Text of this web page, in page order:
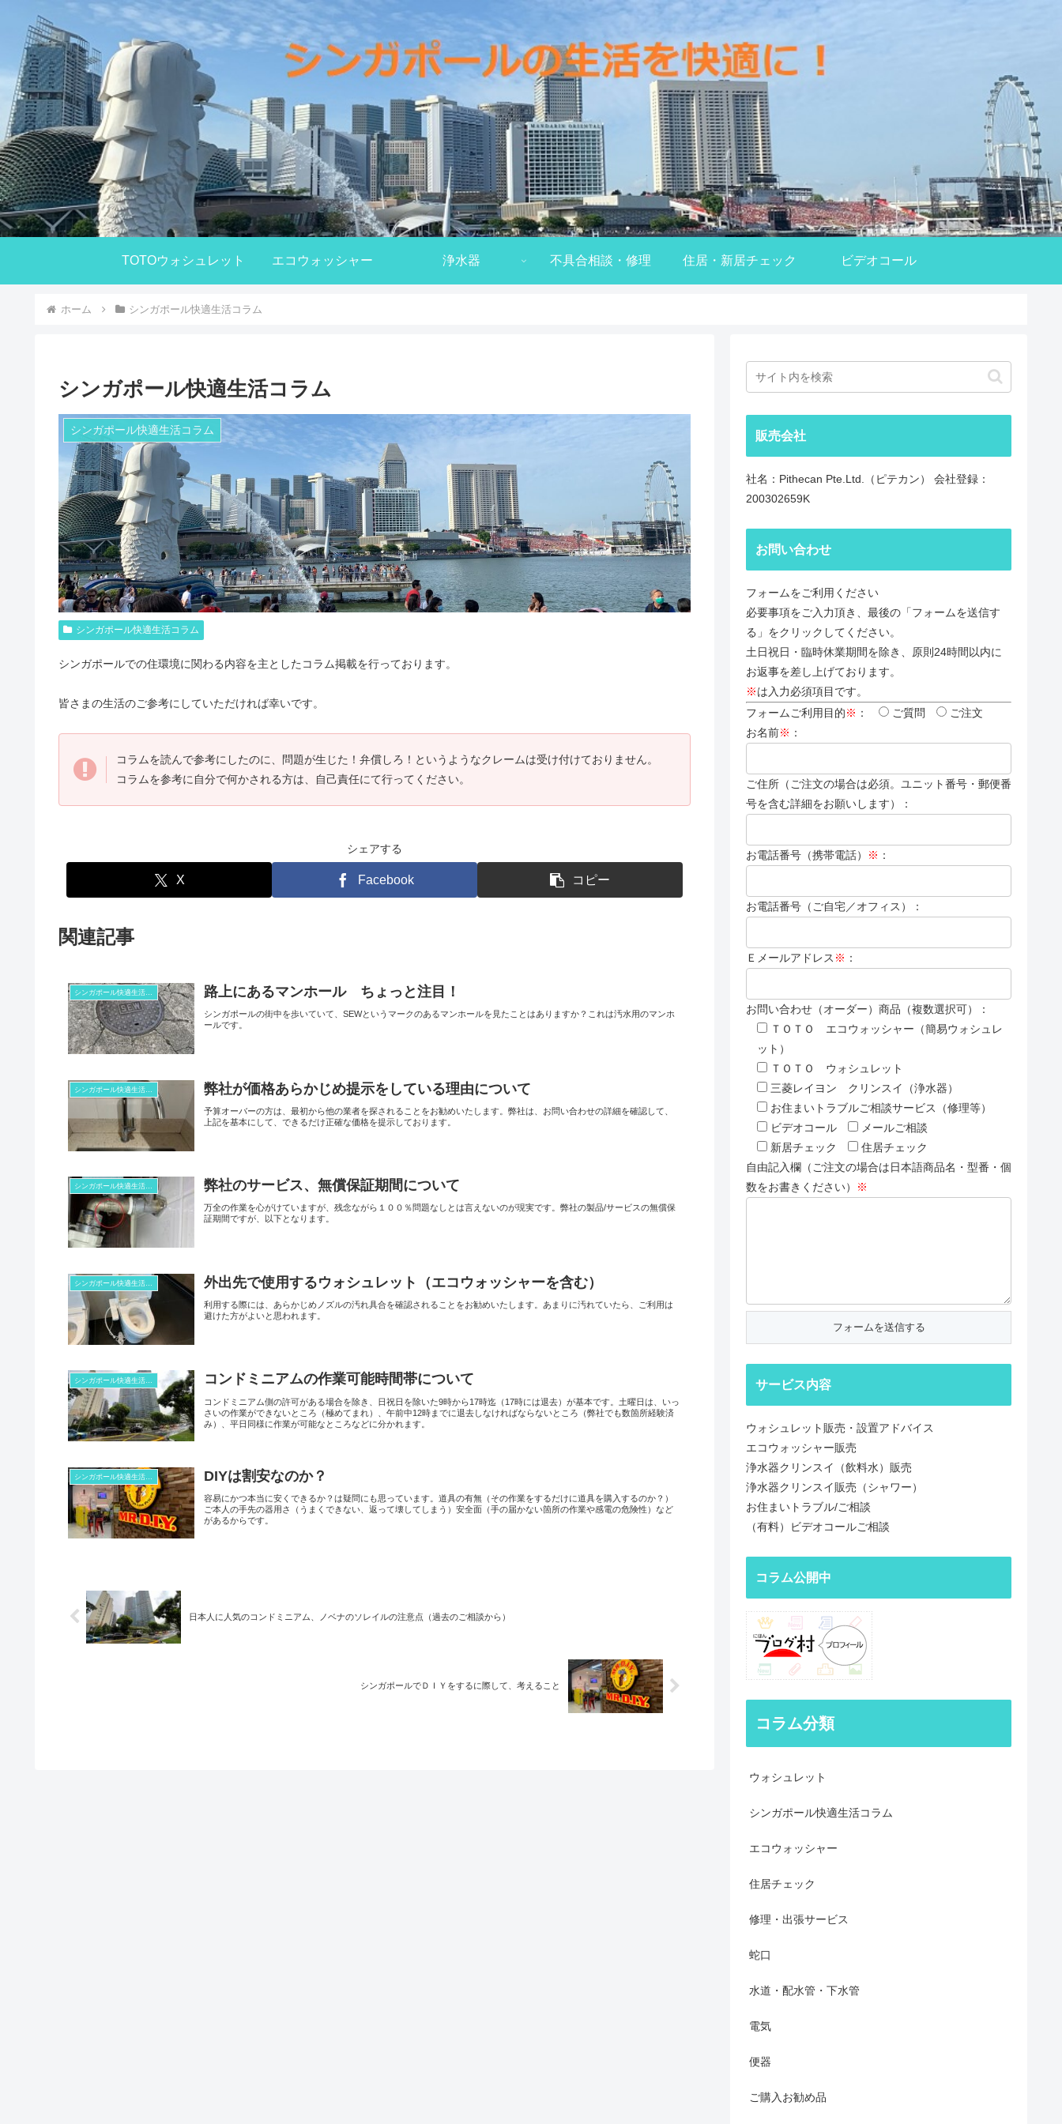
TOTOウォシュレット エコウォッシャー 浄水器 不具合相談・修理 住居・新居チェック ビデオコール
ホーム シンガポール快適生活コラム
シンガポール快適生活コラム
シンガポール快適生活コラム
シンガポール快適生活コラム
シンガポールでの住環境に関わる内容を主としたコラム掲載を行っております。
皆さまの生活のご参考にしていただければ幸いです。
コラムを読んで参考にしたのに、問題が生じた！弁償しろ！というようなクレームは受け付けておりません。
コラムを参考に自分で何かされる方は、自己責任にて行ってください。
シェアする
X Facebook コピー
関連記事
シンガポール快適生活コラム 路上にあるマンホール ちょっと注目！
シンガポールの街中を歩いていて、SEWというマークのあるマンホールを見たことはありますか？これは汚水用のマンホ
ールです。
弊社が価格あらかじめ提示をしている理由について
予算オーバーの方は、最初から他の業者を探されることをお勧めいたします。弊社は、お問い合わせの詳細を確認して、
上記を基本にして、できるだけ正確な価格を提示しております。
シンガポール快適生活コラム 弊社のサービス、無償保証期間について
万全の作業を心がけていますが、残念ながら１００％問題なしとは言えないのが現実です。弊社の製品/サービスの無償保
証期間ですが、以下となります。
シンガポール快適生活コラム 外出先で使用するウォシュレット（エコウォッシャーを含む）
利用する際には、あらかじめノズルの汚れ具合を確認されることをお勧めいたします。あまりに汚れていたら、ご利用は
避けた方がよいと思われます。
コンドミニアムの作業可能時間帯について
コンドミニアム側の許可がある場合を除き、日祝日を除いた9時から17時迄（17時には退去）が基本です。土曜日は、いっ
さいの作業ができないところ（極めてまれ）、午前中12時までに退去しなければならないところ（弊社でも数箇所経験済
み）、平日同様に作業が可能なところなどに分かれます。
シンガポール快適生活コラム DIYは割安なのか？
容易にかつ本当に安くできるか？は疑問にも思っています。道具の有無（その作業をするだけに道具を購入するのか？）
ご本人の手先の器用さ（うまくできない、返って壊してしまう）安全面（手の届かない箇所の作業や感電の危険性）など
があるからです。
日本人に人気のコンドミニアム、ノベナのソレイルの注意点（過去のご相談から）
シンガポールでＤＩＹをするに際して、考えること
販売会社
社名：Pithecan Pte.Ltd.（ピテカン） 会社登録：
200302659K
お問い合わせ
フォームをご利用ください
必要事項をご入力頂き、最後の「フォームを送信す
る」をクリックしてください。
土日祝日・臨時休業期間を除き、原則24時間以内に
お返事を差し上げております。
※は入力必須項目です。
フォームご利用目的※ ： ご質問
ご注文
お名前※ ：
ご住所（ご注文の場合は必須。ユニット番号・郵便番
号を含む詳細をお願いします）：
お電話番号（携帯電話） ※ ：
お電話番号（ご自宅／オフィス）：
Ｅメールアドレス ※ ：
お問い合わせ（オーダー）商品（複数選択可）：
ＴＯＴＯ エコウォッシャー（簡易ウォシュレ
ット）
ＴＯＴＯ ウォシュレット
三菱レイヨン クリンスイ（浄水器）
お住まいトラブルご相談サービス（修理等）
ビデオコール
メールご相談
新居チェック
住居チェック
自由記入欄（ご注文の場合は日本語商品名・型番・個
数をお書きください）
※
サービス内容
ウォシュレット販売・設置アドバイス
エコウォッシャー販売
浄水器クリンスイ（飲料水）販売
浄水器クリンスイ販売（シャワー）
お住まいトラブル/ご相談
（有料）ビデオコールご相談
コラム公開中
コラム分類
ウォシュレット
シンガポール快適生活コラム
エコウォッシャー
住居チェック
修理・出張サービス
蛇口
水道・配水管・下水管
電気
便器
ご購入お勧め品